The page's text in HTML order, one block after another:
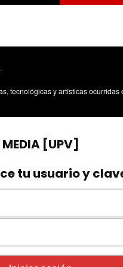
ocurridas en los tres